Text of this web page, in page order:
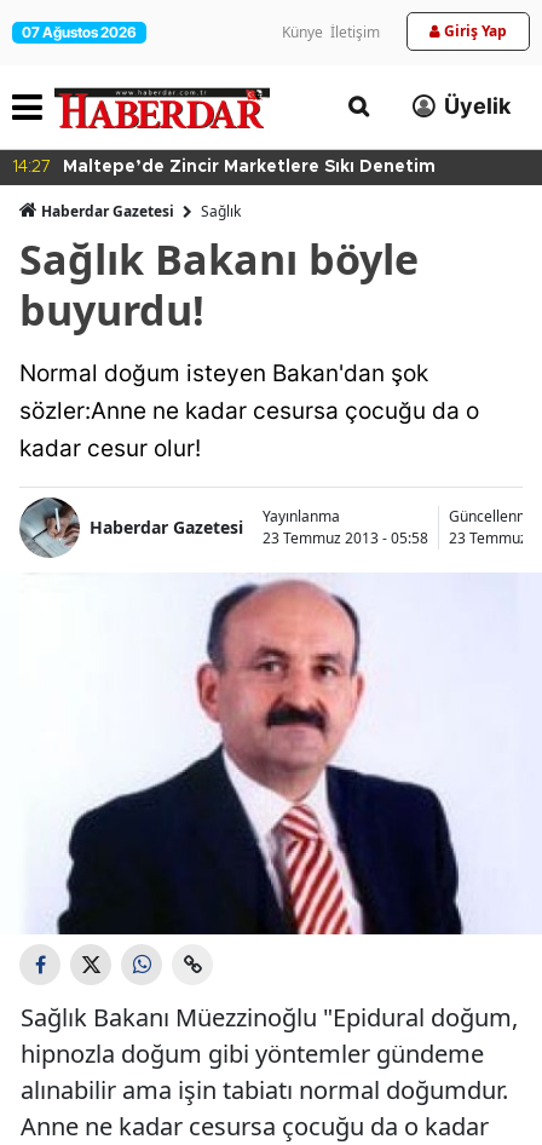
07 Ağustos 2026 Künye İletişim Giriş Yap
Üyelik
14:27 Maltepe’de Zincir Marketlere Sıkı Denetim
Haberdar Gazetesi Sağlık
Sağlık Bakanı böyle
buyurdu!
Normal doğum isteyen Bakan'dan şok
sözler:Anne ne kadar cesursa çocuğu da o
kadar cesur olur!
Haberdar Gazetesi
Yayınlanma
23 Temmuz 2013 - 05:58
Güncellenme
23 Temmuz
Sağlık Bakanı Müezzinoğlu "Epidural doğum,
hipnozla doğum gibi yöntemler gündeme
alınabilir ama işin tabiatı normal doğumdur.
Anne ne kadar cesursa çocuğu da o kadar